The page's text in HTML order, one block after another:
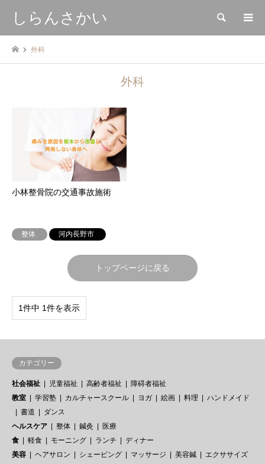
しらんさかい 検索
外科
外科
小林整骨院の交通事故施術
整体 河内長野市
トップページに戻る
1件中 1件を表示
カテゴリー
社会福祉 児童福祉 高齢者福祉
障碍者福祉
教室
学習塾 カルチャースクール ヨガ 絵画 料理
ハンドメイド
書道
ダンス
ヘルスケア
整体 鍼灸
医療
食
軽食 モーニング ランチ
ディナー
美容
ヘアサロン シェービング マッサージ 美容鍼
エクササイズ